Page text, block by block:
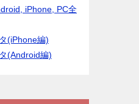
iPhone, PC全
(iPhone編)
(Android編)